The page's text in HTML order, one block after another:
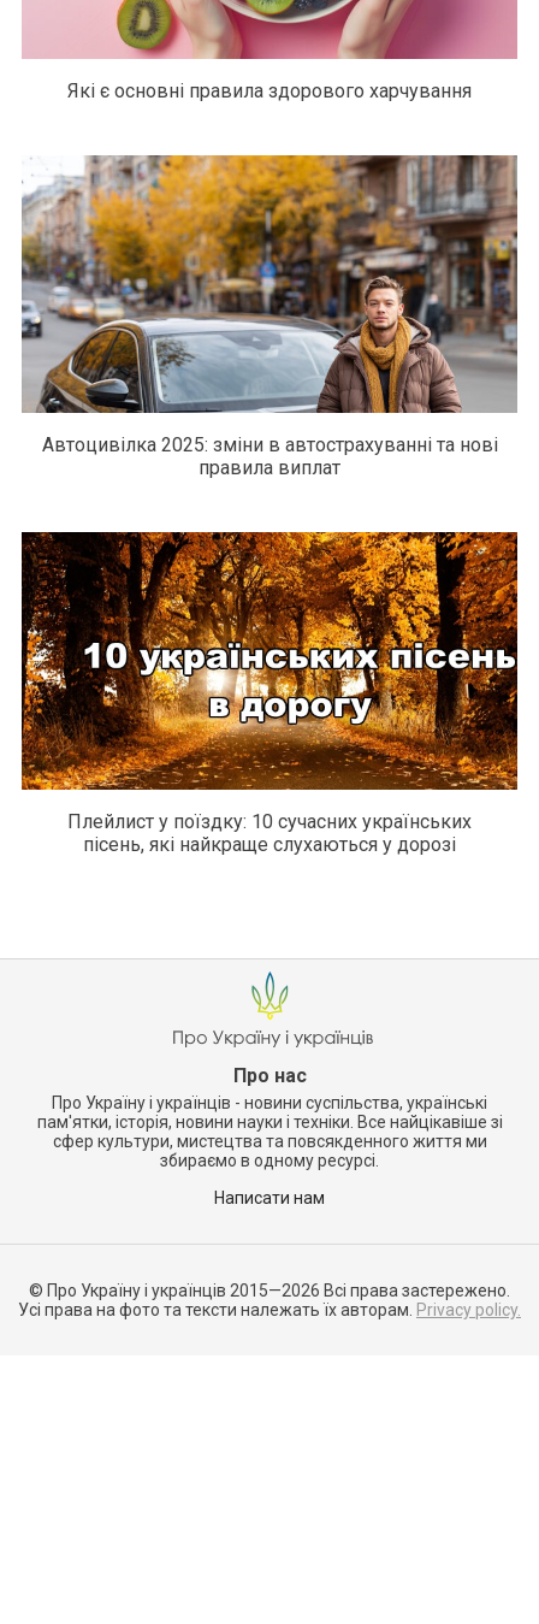
Які є основні правила здорового харчування
Автоцивілка 2025: зміни в автострахуванні та нові
правила виплат
Плейлист у поїздку: 10 сучасних українських
пісень, які найкраще слухаються у дорозі
Про нас
Про Україну і українців - новини суспільства, українські
пам'ятки, історія, новини науки і техніки. Все найцікавіше зі
сфер культури, мистецтва та повсякденного життя ми
збираємо в одному ресурсі.
Написати нам
© Про Україну і українців 2015—2026 Всі права застережено.
Усі права на фото та тексти належать їх авторам. Privacy policy.